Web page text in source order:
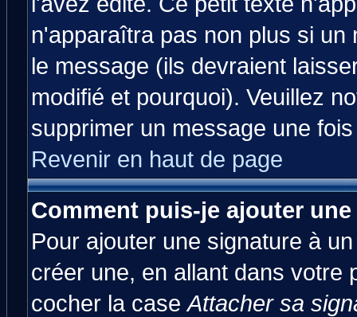
n'apparaîtra pas non plus si
le message (ils devraient
modifié et pourquoi). Veuillez
supprimer un message une
Revenir en haut de page
Comment puis-je ajouter
Pour ajouter une signature à
créer une, en allant dans votre
cocher la caseAttacher sa